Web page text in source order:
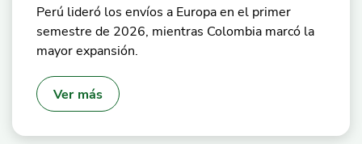
Perú lideró los envíos a Europa en el primer
semestre de 2026, mientras Colombia marcó la
mayor expansión.
Ver más